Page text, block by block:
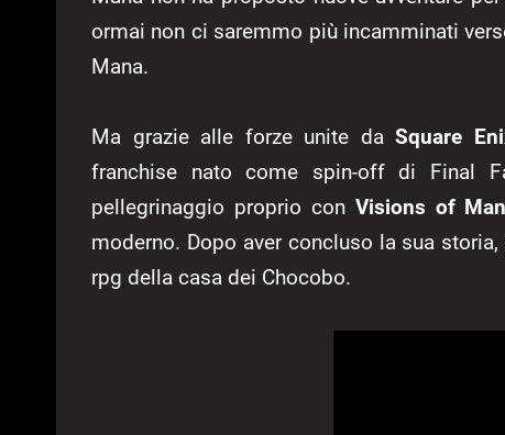
ormai non ci saremmo più incamminati
Mana.
Ma grazie alle forze unite daSquare
franchise nato come spin-off di Final
pellegrinaggio proprio con Visions of
moderno. Dopo aver concluso la sua
rpg della casa dei Chocobo.